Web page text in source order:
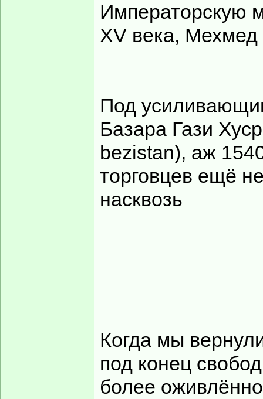
Императорскую
XV века, Мехмед
Под
Базара Гази
bezistan), аж
торговцев ещё
насквозь
Когда мы
под конец
более